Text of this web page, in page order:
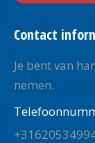
Contact
Je bent van
nemen.